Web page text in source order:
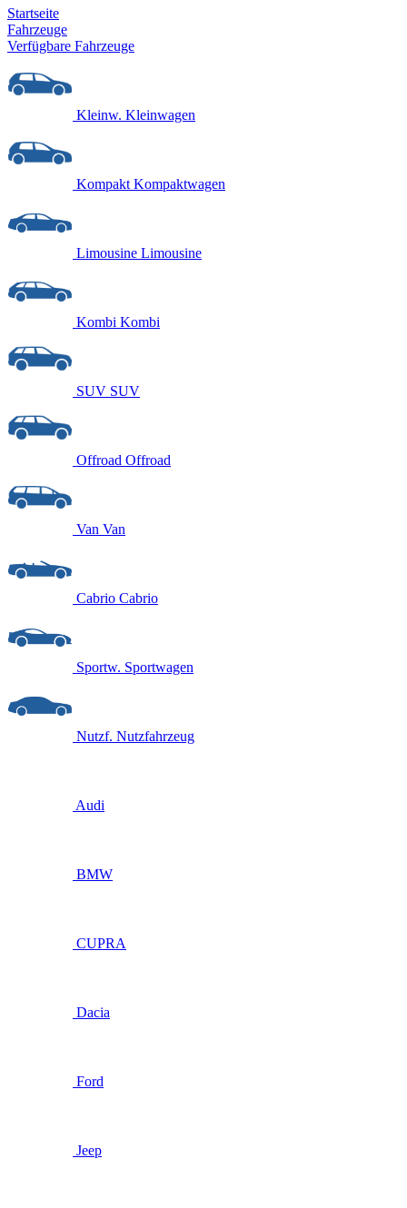
Startseite
Fahrzeuge
Verfügbare Fahrzeuge
Kleinw. Kleinwagen
Kompakt Kompaktwagen
Limousine Limousine
Kombi Kombi
SUV SUV
Offroad Offroad
Van Van
Cabrio Cabrio
Sportw. Sportwagen
Nutzf. Nutzfahrzeug
Audi
BMW
CUPRA
Dacia
Ford
Jeep